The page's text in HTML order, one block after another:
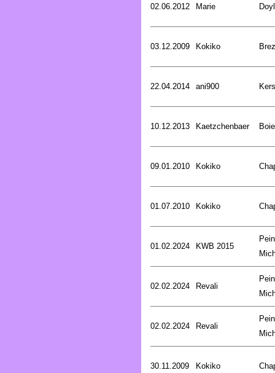
02.06.2012 Marie
03.12.2009 Kokiko
22.04.2014 ani900
10.12.2013 Kaetzchenbaer
09.01.2010 Kokiko
01.07.2010 Kokiko
01.02.2024 KWB 2015
02.02.2024 Revali
02.02.2024 Revali
30.11.2009 Kokiko